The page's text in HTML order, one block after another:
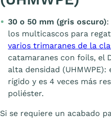
30 o 50 mm (gris oscuro):
los multicascos para
varios trimaranes de la
catamaranes con foils, el
alta densidad
rígido y es 4 veces más
poliéster.
Si se requiere un acabado